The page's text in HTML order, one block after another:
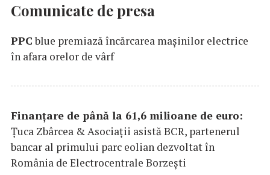
Comunicate de presa
PPCblue premiază încărcarea maşinilor electrice
în afara orelor de vârf
Finanțare de până la 61,6 milioane de euro:
Țuca Zbârcea & Asociații asistă BCR, partenerul
bancar al primului parc eolian dezvoltat în
România de Electrocentrale Borzești